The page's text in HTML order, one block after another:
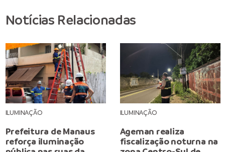
Notícias Relacionadas
ILUMINAÇÃO
Prefeitura de Manaus
reforça iluminação
ILUMINAÇÃO
Ageman realiza
fiscalização noturna na